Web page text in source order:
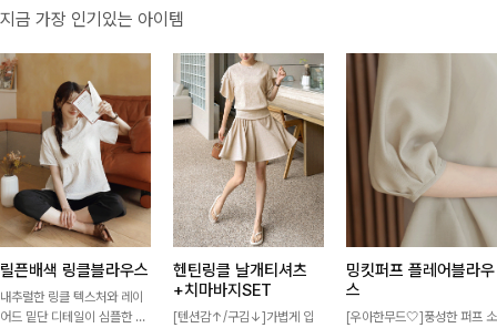
지금 가장 인기있는 아이템
릴픈배색 링클블라우스
내추럴한 링클 텍스처와 레이
어드 밑단 디테일이 심플한 디
헨틴링클 날개티셔츠
+치마바지SET
[텐션감↑/구김↓]가볍게 입
밍킷퍼프 플레어블라우
스
[우아한무드🤍]풍성한 퍼프 소